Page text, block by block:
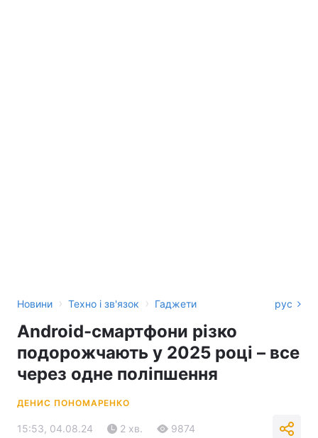
Новини › Техно і зв'язок › Гаджети рус
Android-смартфони різко
подорожчають у 2025 році – все
через одне поліпшення
ДЕНИС ПОНОМАРЕНКО
15:53, 04.08.24 2 хв. 9874